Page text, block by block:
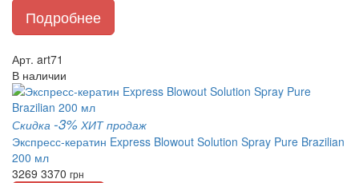
Подробнее
Арт. art71
В наличии
Скидка -3% ХИТ продаж
Экспресс-кератин Express Blowout Solution Spray Pure Brazilian
200 мл
3269 3370 грн